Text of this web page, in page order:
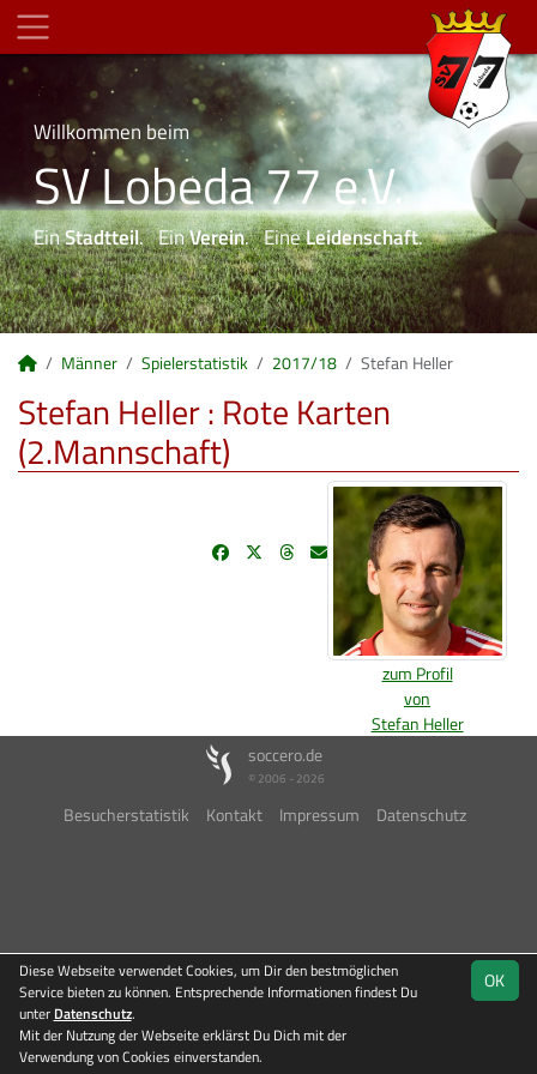
Willkommen beim
SV Lobeda 77 e.V.
EinStadtteil. EinVerein. EineLeidenschaft.
Männer Spielerstatistik 2017/18 Stefan Heller
Stefan Heller : Rote Karten
(2.Mannschaft)
zum Profil
von
Stefan Heller
soccero.de
© 2006 - 2026
Besucherstatistik Kontakt Impressum Datenschutz
OK
Diese Webseite verwendet Cookies, um Dir den bestmöglichen
Service bieten zu können. Entsprechende Informationen findest Du
unter Datenschutz.
Mit der Nutzung der Webseite erklärst Du Dich mit der
Verwendung von Cookies einverstanden.